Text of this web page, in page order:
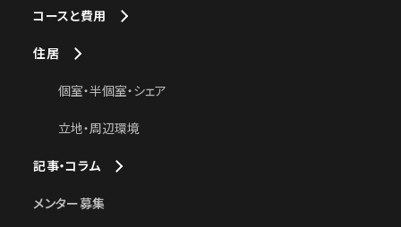
コースと費用
住居
個室・半個室・シェア
立地・周辺環境
記事・コラム
メンター募集